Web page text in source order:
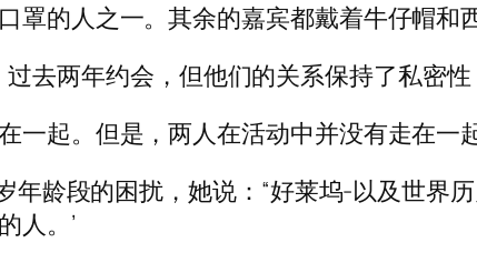
的人之一。其余的嘉宾都戴着牛仔帽和
去两年约会，但他们的关系保持了私密性
起。但是，两人在活动中并没有走在一起
年龄段的困扰，她说：“好莱坞-以及世界
人。’